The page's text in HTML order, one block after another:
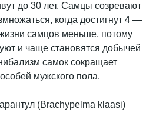
до 30 лет. Самцы созревают
когда достигнут 4 —
самцов меньше, потому
и чаще становятся добычей
самок сокращает
мужского пола.